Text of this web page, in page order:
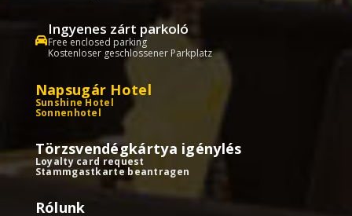
Ingyenes zárt parkoló
Free enclosed parking
Kostenloser geschlossener Parkplatz
Napsugár Hotel
Sunshine Hotel
Sonnenhotel
Törzsvendégkártya igénylés
Loyalty card request
Stammgastkarte beantragen
Rólunk